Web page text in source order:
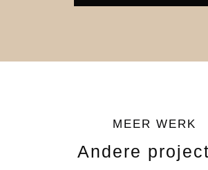
MEER WERK
Andere